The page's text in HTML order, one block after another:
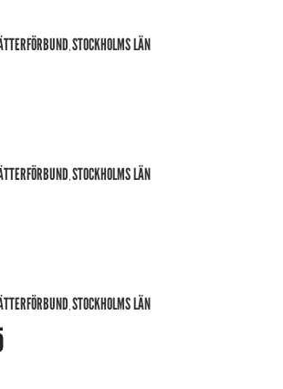
,STOCKHOLMS LÄN
,STOCKHOLMS LÄN
,STOCKHOLMS LÄN